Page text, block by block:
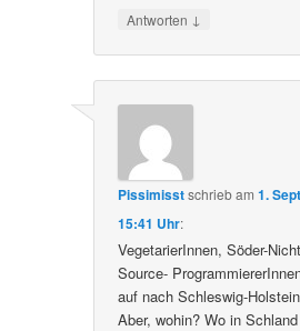
Antworten ↓
Pissimisstschriebam1.
15:41 Uhr:
VegetarierInnen, Söder-
Source-
auf nach Schleswig-
Aber, wohin? Wo in